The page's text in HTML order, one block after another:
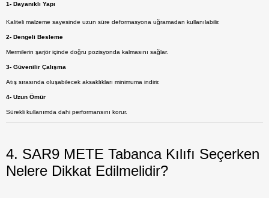
1- Dayanıklı Yapı
Kaliteli malzeme sayesinde uzun süre deformasyona uğramadan kullanılabilir.
2- Dengeli Besleme
Mermilerin şarjör içinde doğru pozisyonda kalmasını sağlar.
3- Güvenilir Çalışma
Atış sırasında oluşabilecek aksaklıkları minimuma indirir.
4- Uzun Ömür
Sürekli kullanımda dahi performansını korur.
4. SAR9 METE Tabanca Kılıfı Seçerken
Nelere Dikkat Edilmelidir?